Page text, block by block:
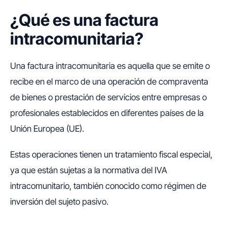
¿Qué es una factura
intracomunitaria?
Una factura intracomunitaria es aquella que se emite o
recibe en el marco de una operación de compraventa
de bienes o prestación de servicios entre empresas o
profesionales establecidos en diferentes países de la
Unión Europea (UE).
Estas operaciones tienen un tratamiento fiscal especial,
ya que están sujetas a la normativa del IVA
intracomunitario, también conocido como régimen de
inversión del sujeto pasivo.